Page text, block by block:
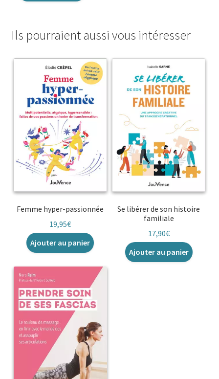
Ils pourraient aussi vous intéresser
Femme hyper-passionnée
19,95€
Ajouter au panier
Se libérer de son histoire
familiale
17,90€
Ajouter au panier